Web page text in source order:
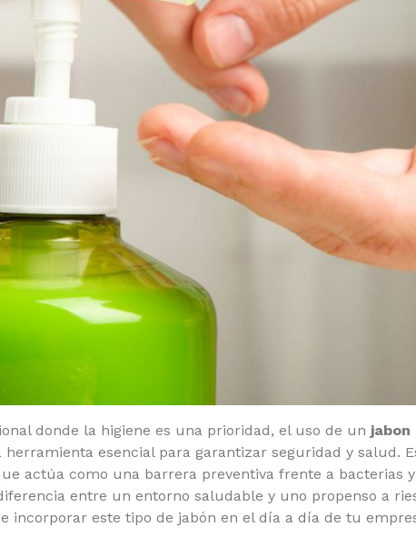
donde la higiene es una prioridad, el uso de un
herramienta esencial para garantizar seguridad y salud.
actúa como una barrera preventiva frente a bacterias
entre un entorno saludable y uno propenso a
incorporar este tipo de jabón en el día a día de tu